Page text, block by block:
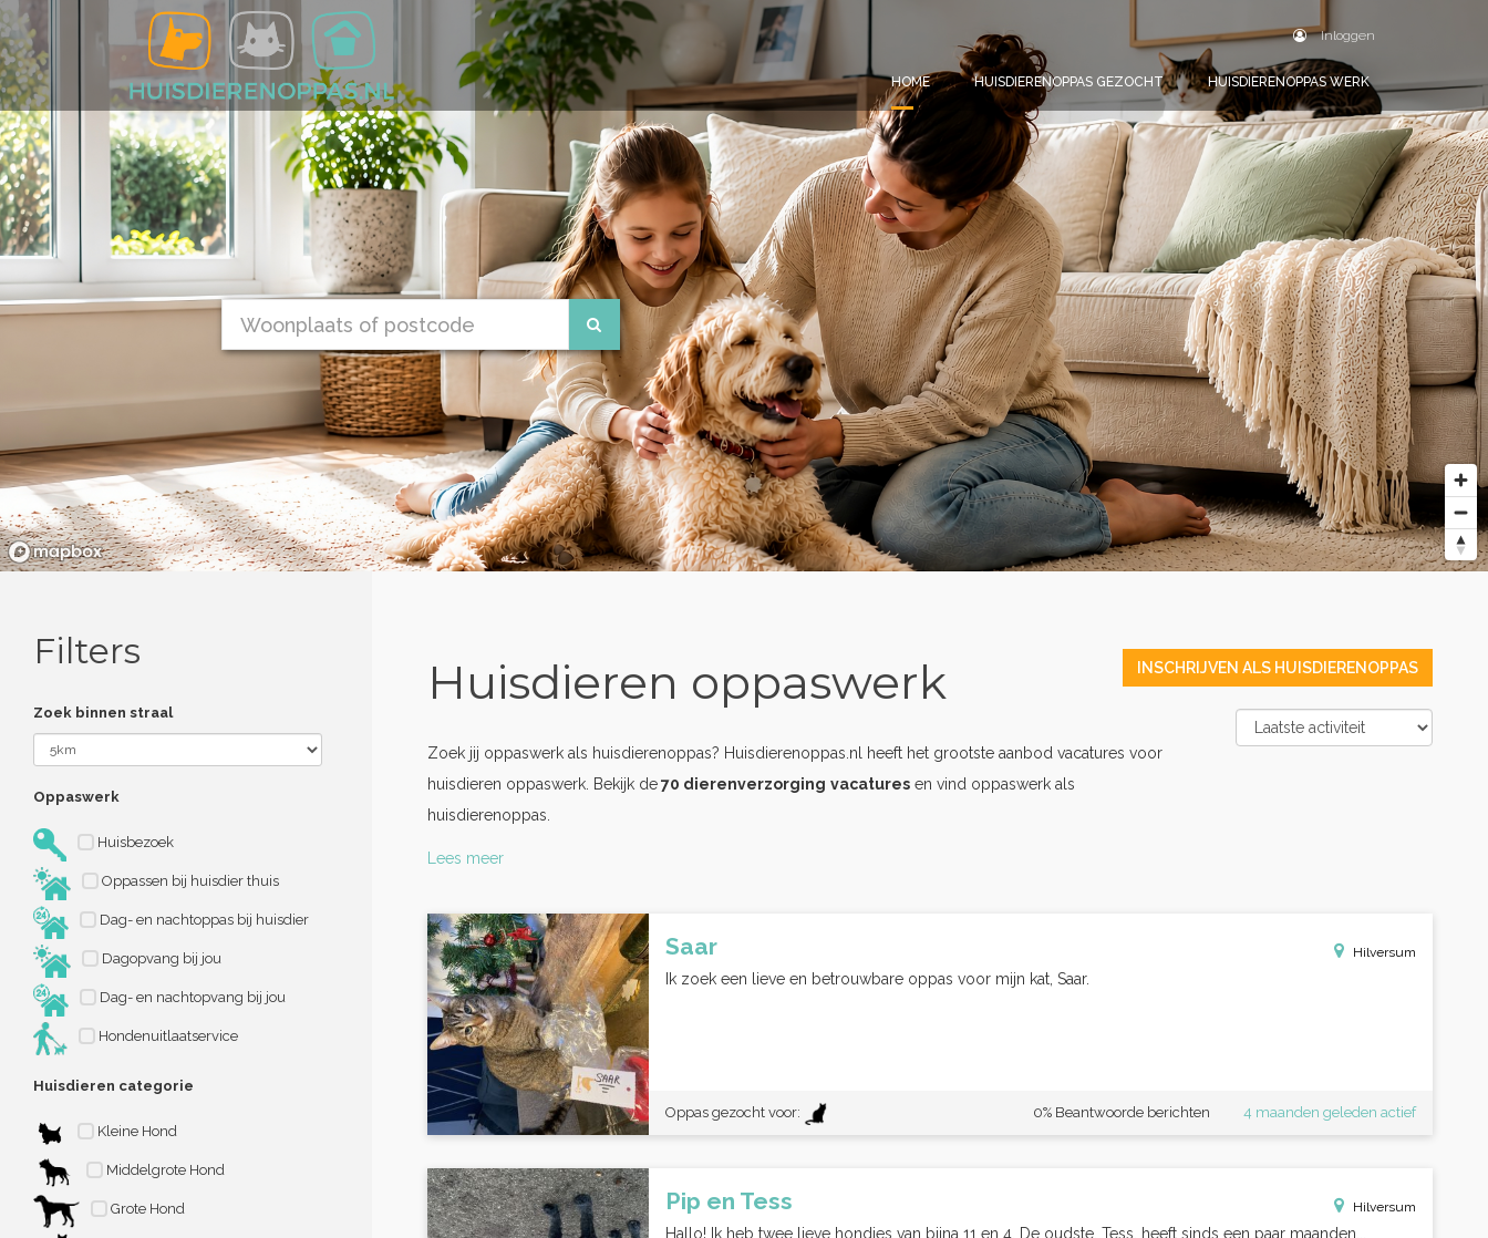
Inloggen
HOME HUISDIERENOPPAS GEZOCHT HUISDIERENOPPAS WERK
Filters
Zoek binnen straal
Oppaswerk
Huisbezoek
Oppassen bij huisdier thuis
Dag- en nachtoppas bij huisdier
Dagopvang bij jou
Dag- en nachtopvang bij jou
Hondenuitlaatservice
Huisdieren categorie
Kleine Hond
Middelgrote Hond
Grote Hond
Huisdieren oppaswerk
Zoek jij oppaswerk als huisdierenoppas? Huisdierenoppas.nl heeft het grootste aanbod vacatures voor
huisdieren oppaswerk. Bekijk de70 dierenverzorging vacatures en vind oppaswerk als
huisdierenoppas.
Lees meer
INSCHRIJVEN ALS HUISDIERENOPPAS
Saar Hilversum
Ik zoek een lieve en betrouwbare oppas voor mijn kat, Saar.
Oppas gezocht voor: 4 maanden geleden actief
0% Beantwoorde berichten
Pip en Tess Hilversum
Hallo! Ik heb twee lieve hondjes van bijna 11 en 4. De oudste, Tess, heeft sinds een paar maanden...